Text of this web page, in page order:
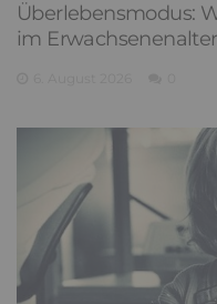
Überlebensmodus:
im